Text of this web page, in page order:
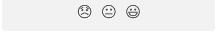
😞 😐 😃